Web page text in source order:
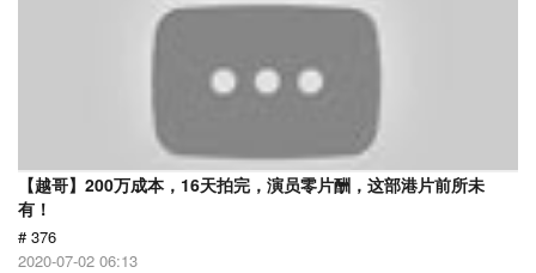
【越哥】200万成本，16天拍完，演员零片酬，这部港片前所未
有！
# 376
2020-07-02 06:13